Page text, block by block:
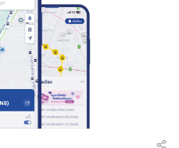
หลังชนะการเลือกตั้งในปี
อุกฤษฏ์ ปัทมานันท์
เรียกว่า “การนำทหารกลับ
of the Military) ได้เข้ามา
ยทหารประจำปี ต้องการมี
ารกลับสู่การเมืองมาเป็น
งความเข้มแข็งและลด